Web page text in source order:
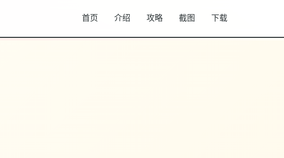
首页 介绍 攻略 截图 下载